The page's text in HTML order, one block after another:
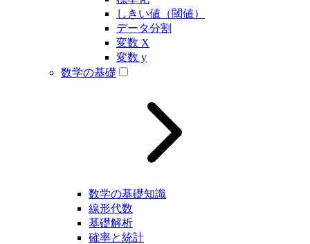
しきい値（閾値）
データ分割
変数 X
変数 y
数学の基礎
数学の基礎知識
線形代数
基礎解析
確率と統計